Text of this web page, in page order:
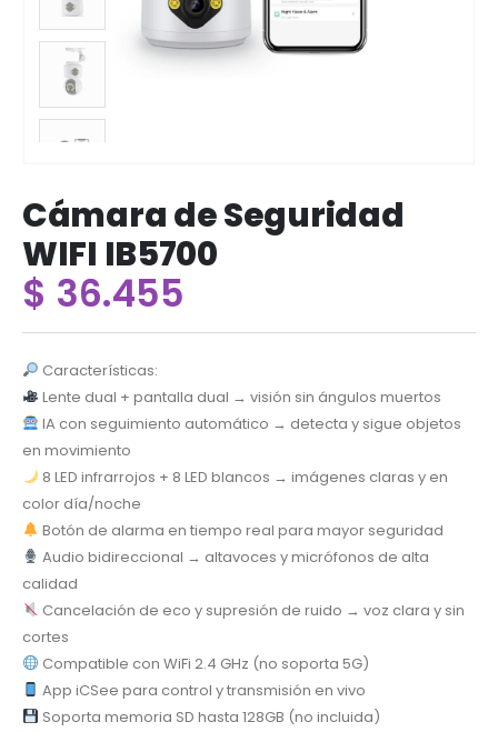
Cámara de Seguridad
WIFI IB5700
$ 36.455
Características:
Lente dual + pantalla dual → visión sin ángulos muertos
IA con seguimiento automático → detecta y sigue objetos
en movimiento
8 LED infrarrojos + 8 LED blancos → imágenes claras y en
color día/noche
Botón de alarma en tiempo real para mayor seguridad
Audio bidireccional → altavoces y micrófonos de alta
calidad
Cancelación de eco y supresión de ruido → voz clara y sin
cortes
Compatible con WiFi 2.4 GHz (no soporta 5G)
App iCSee para control y transmisión en vivo
Soporta memoria SD hasta 128GB (no incluida)